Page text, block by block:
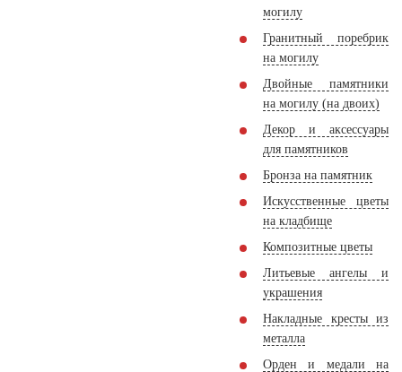
могилу
Гранитный поребрик
на могилу
Двойные памятники
на могилу (на двоих)
Декор и аксессуары
для памятников
Бронза на памятник
Искусственные цветы
на кладбище
Композитные цветы
Литьевые ангелы и
украшения
Накладные кресты из
металла
Орден и медали на